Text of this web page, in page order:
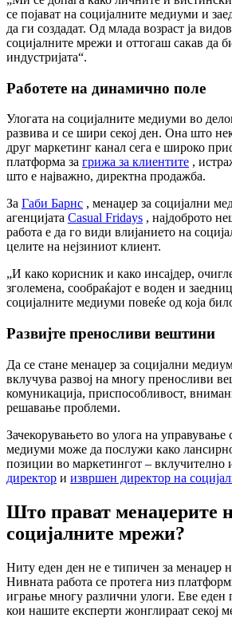
се појават на социјалните медиуми и
да ги создадат. Од млада возраст ја
социјалните мрежи и оттогаш сакав да
индустријата“.
Работете на динамично поле
Улогата на социјалните медиуми во
развива и се шири секој ден. Она што
друг маркетинг канал сега е широко
платформа за грижа за клиентите ,
што е најважно, директна продажба.
За Габи Барнс , менаџер за социјални
агенцијата Casual Fridays , најдоброто
работа е да го види влијанието на
целите на нејзиниот клиент.
„И како корисник и како инсајдер,
зголемена, сообраќајот е воден и
социјалните медиуми повеќе од која
Развијте преносливи вештини
Да се ​​стане менаџер за социјални
вклучува развој на многу преносливи
комуникација, приспособливост,
решавање проблеми.
Зачекорувањето во улога на управување
медиуми може да послужи како
позиции во маркетингот – вклучително
директор и извршен директор на
Што прават менаџерите
социјалните мрежи?
Ниту еден ден не е типичен за менаџер
Нивната работа се протега низ
играње многу различни улоги. Еве еден
кои нашите експерти жонглираат секој